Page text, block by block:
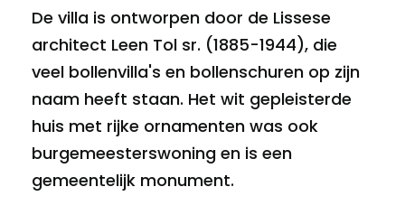
De villa is ontworpen door de Lissese
architect Leen Tol sr. (1885-1944), die
veel bollenvilla's en bollenschuren op zijn
naam heeft staan. Het wit gepleisterde
huis met rijke ornamenten was ook
burgemeesterswoning en is een
gemeentelijk monument.